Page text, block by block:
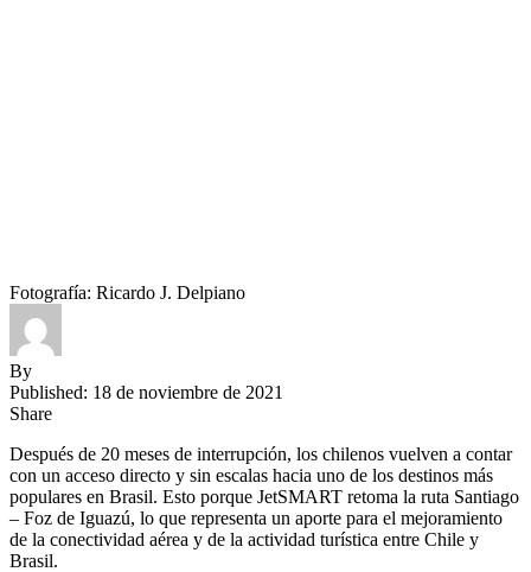
Fotografía: Ricardo J. Delpiano
By
Published: 18 de noviembre de 2021
Share
Después de 20 meses de interrupción, los chilenos vuelven a contar
con un acceso directo y sin escalas hacia uno de los destinos más
populares en Brasil. Esto porque JetSMART retoma la ruta Santiago
– Foz de Iguazú, lo que representa un aporte para el mejoramiento
de la conectividad aérea y de la actividad turística entre Chile y
Brasil.